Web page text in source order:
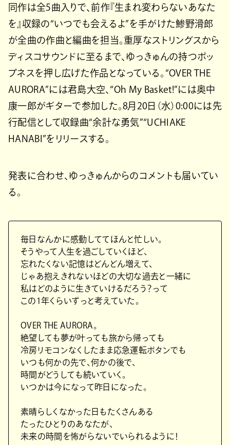
同作は全5曲入りで、前作『生まれ変わらないあなた
を』収録の“いつでも会えるよ”を手がけた鯵野滑郎
が全曲の作曲と編曲を担当。重厚なストリングスから
ディスコサウンドに至るまで、ゆっきゅんの持つポッ
プネスを押し広げた作品となっている。“OVER THE
AURORA”には君島大空、“Oh My Basket!”には奥中
康一郎がギターで参加した。8月20日（水）0:00には先
行配信として収録曲“余計な勇気”“UCHIAKE
HANABI”をリリースする。
発表に合わせ、ゆっきゅんからのコメントも届いてい
る。
毎日なんかに感動しててほんと忙しい。
そうやって人生を過ごしていくほど、
忘れたくない記憶はどんどん増えて、
じゃあ抱えきれないほどの大切な過去と一緒に
私はどのように生きていけるだろう？って
この1年くらいずっと考えていた。
OVER THE AURORA。
絶望しても夢が叶っても旅から帰っても
冷房リモコンなくしたまま応急運転ボタンでも
いつも何かの先で、何かの後で、
時間がどうしても続いていく。
いつかは今になって昨日になった。
素晴らしくなかった日もたくさんある
たったひとりのあなたが、
未来の時間を怖がらないでいられるように！